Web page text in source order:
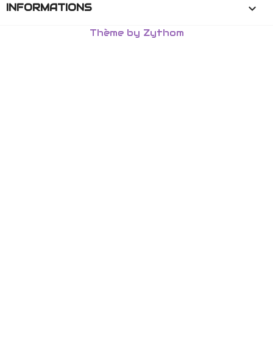
INFORMATIONS keyboard_arrow_down
Thème by Zythom